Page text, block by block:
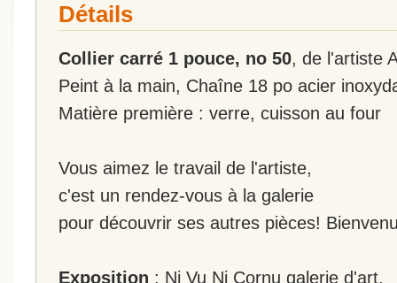
Détails
Collier carré 1 pouce, no 50, de l'artiste
Peint à la main, Chaîne 18 po acier
Matière première : verre, cuisson au four
Vous aimez le travail de l'artiste,
c'est un rendez-vous à la galerie
pour découvrir ses autres pièces!
Exposition : Ni Vu Ni Cornu galerie d'art,